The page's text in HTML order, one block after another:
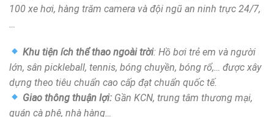
100 xe hơi, hàng trăm camera và đội ngũ an ninh trực 24/7,
Khu tiện ích thể thao ngoài trời: Hồ bơi trẻ em và người
lớn, sân pickleball, tennis, bóng chuyền, bóng rổ,… được xây
dựng theo tiêu chuẩn cao cấp đạt chuẩn quốc tế.
Giao thông thuận lợi: Gần KCN, trung tâm thương mại,
quán cà phê, nhà hàng…